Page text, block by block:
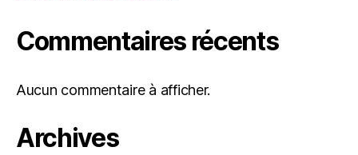
Commentaires récents
Aucun commentaire à afficher.
Archives